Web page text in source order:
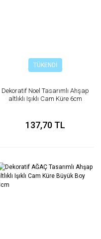
TÜKENDİ
Dekoratif Noel Tasarımlı Ahşap
altlıklı Işıklı Cam Küre 6cm
137,70 TL